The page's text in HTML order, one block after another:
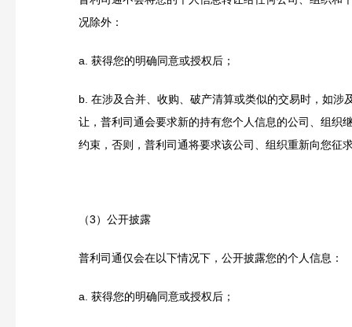
况除外：
a. 获得您的明确同意或授权后；
b. 在涉及合并、收购 、破产清算或类似的交易时，如涉
让，普利司通会要求新的持有您个人信息的公司、组织
约束，否则，普利司通将要求该公司、组织重新向您征
（3）公开披露
普利司通仅会在以下情况下，公开披露您的个人信息：
a. 获得您的明确同意或授权后；